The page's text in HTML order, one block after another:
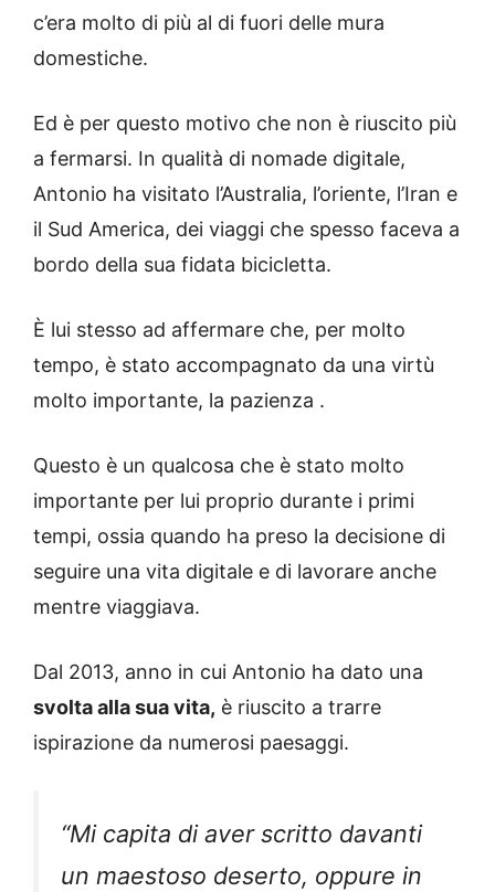
c’era molto di più al di fuori delle mura
domestiche.
Ed è per questo motivo che non è riuscito più
a fermarsi. In qualità di nomade digitale,
Antonio ha visitato l’Australia, l’oriente, l’Iran e
il Sud America, dei viaggi che spesso faceva a
bordo della sua fidata bicicletta.
È lui stesso ad affermare che, per molto
tempo, è stato accompagnato da una virtù
molto importante, la pazienza .
Questo è un qualcosa che è stato molto
importante per lui proprio durante i primi
tempi, ossia quando ha preso la decisione di
seguire una vita digitale e di lavorare anche
mentre viaggiava.
Dal 2013, anno in cui Antonio ha dato una
svolta alla sua vita, è riuscito a trarre
ispirazione da numerosi paesaggi.
“Mi capita di aver scritto davanti
un maestoso deserto, oppure in